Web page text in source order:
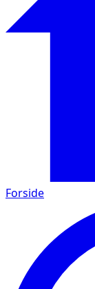
Forside